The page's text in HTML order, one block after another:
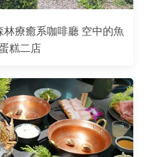
療癒系咖啡廳 空中的魚
糕二店